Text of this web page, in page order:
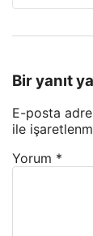
Bir yanıt
E-posta
ile
Yorum *